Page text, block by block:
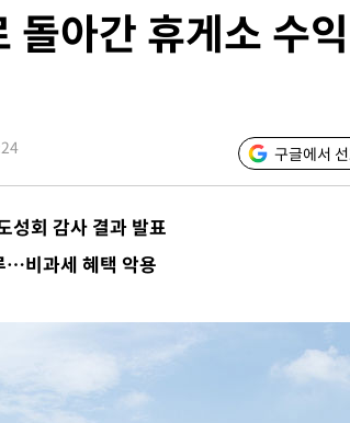
순간 '40도'
임무종사 혐의
마감
충돌 흔적 포착
끝 과달라하라 격파
염 잠시 꺾인다"
린 초유의 압수수색(종
리센터도 압수수색
…감시·경계태세 강화"
돌아간 휴게소 수
구글에서
성회 감사 결과 발표
…비과세 혜택 악용